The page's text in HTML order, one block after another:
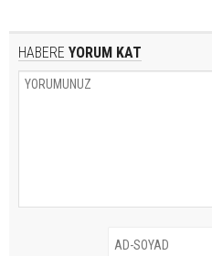
HABERE YORUM KAT